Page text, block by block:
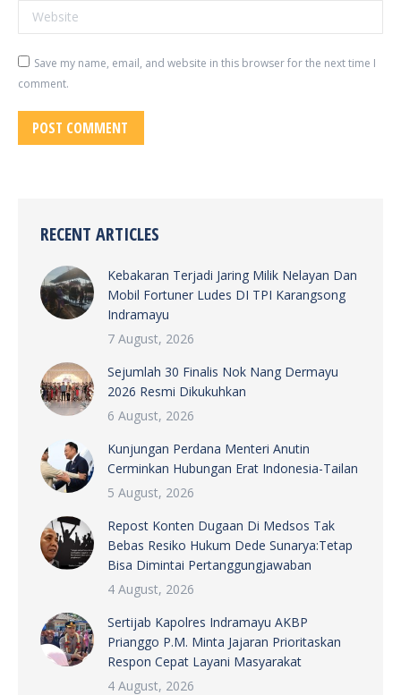
Website
Save my name, email, and website in this browser for the next time I
comment.
POST COMMENT
RECENT ARTICLES
Kebakaran Terjadi Jaring Milik Nelayan Dan
Mobil Fortuner Ludes DI TPI Karangsong
Indramayu
7 August, 2026
Sejumlah 30 Finalis Nok Nang Dermayu
2026 Resmi Dikukuhkan
6 August, 2026
Kunjungan Perdana Menteri Anutin
Cerminkan Hubungan Erat Indonesia-Tailan
5 August, 2026
Repost Konten Dugaan Di Medsos Tak
Bebas Resiko Hukum Dede Sunarya:Tetap
Bisa Dimintai Pertanggungjawaban
4 August, 2026
Sertijab Kapolres Indramayu AKBP
Prianggo P.M. Minta Jajaran Prioritaskan
Respon Cepat Layani Masyarakat
4 August, 2026